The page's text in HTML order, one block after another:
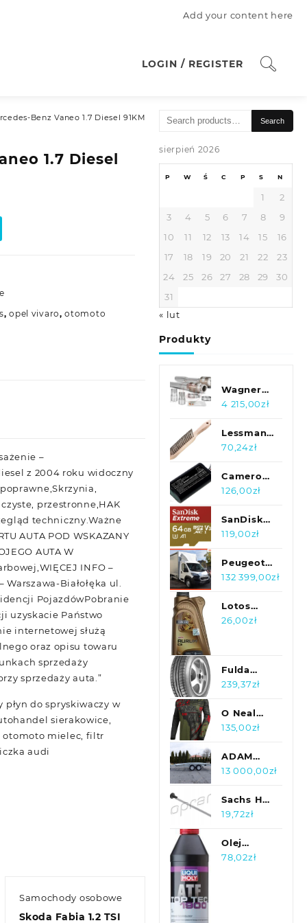
Add your content here
LOGIN / REGISTER
Benz Vaneo 1.7 Diesel 91KM
1.7 Diesel
,opel vivaro,otomoto
–
z 2004 roku widoczny
przestronne,HAK
techniczny.Ważne
AUTA POD WSKAZANY
AUTA W
INFO –
Białołęka ul.
PojazdówPobranie
uzyskacie Państwo
internetowej służą
oraz opisu towaru
sprzedaży
sprzedaży auta.”
do spryskiwaczy w
sierakowice,
otomoto mielec, filtr
audi
Samochody osobowe
Skoda Fabia 1.2 TSI
Search
Search
sierpień 2026
P W Ś C P S N
1
2
3
4 5 6 7 8
9
10
11 12 13 14 15
16
17
18 19 20 21 22
23
24
25 26 27 28 29
30
31
« lut
Produkty
Wagner
Sportowe
Audi Ttrs
8S Rs3 8V
4 215,00zł
Lessmann
Szczotka
Pachw.
V4A
Rzędowa
0,3Mm
70,24zł
Cameron
Sino
Roam /
111-00005
19.24Wh
Li-Ion
(CSSMV038SL)
126,00zł
SanDisk
microSDXC
Extreme
U3 V30
119,00zł
Peugeot
Boxer L3
140KM
Plandeka
132 399,00zł
Lotos
Aurum C3
26,00zł
Fulda
Ecocontrol
75T
239,37zł
O Neal
Lekka
Na Crossa
Quada
135,00zł
ADAM
LIGHT
13 000,00zł
Sachs Hp
Linka
Przod L/P
118 396
19,72zł
Olej
przekładniowy
78,02zł